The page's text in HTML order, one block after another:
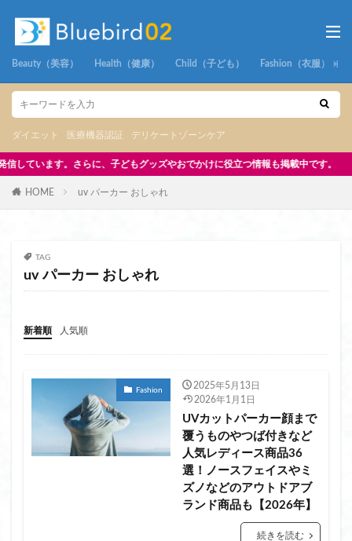
Beauty（美容） Health（健康） Child（子ども） Fashion（衣服）
ダイエット 医療機器認証 デリケートゾーンケア
に、子どもグッズやおでかけに役立つ情報も掲載中です。
HOME uv パーカー おしゃれ
TAG
uv パーカー おしゃれ
新着順 人気順
Fashion
2025年5月13日
2026年1月1日
UVカットパーカー顔まで
覆うものやつば付きなど
人気レディース商品36
選！ノースフェイスやミ
ズノなどのアウトドアブ
ランド商品も【2026年】
続きを読む